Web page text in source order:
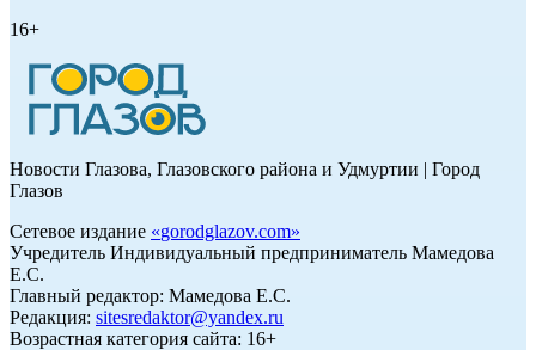
16+
Новости Глазова, Глазовского района и Удмуртии | Город
Глазов
Сетевое издание «gorodglazov.com»
Учредитель Индивидуальный предприниматель Мамедова
Е.С.
Главный редактор: Мамедова Е.С.
Редакция: sitesredaktor@yandex.ru
Возрастная категория сайта: 16+